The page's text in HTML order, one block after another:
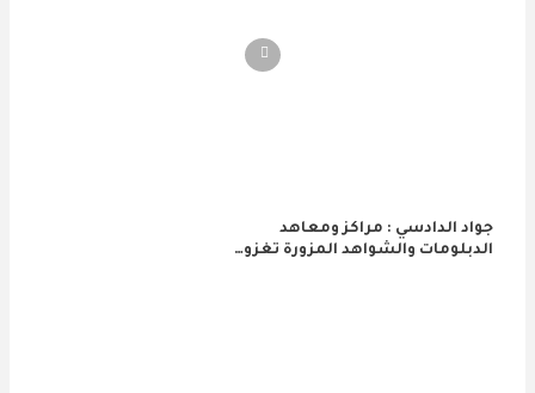
جواد الدادسي : مراكز ومعاهد
الدبلومات والشواهد المزورة تغزو…